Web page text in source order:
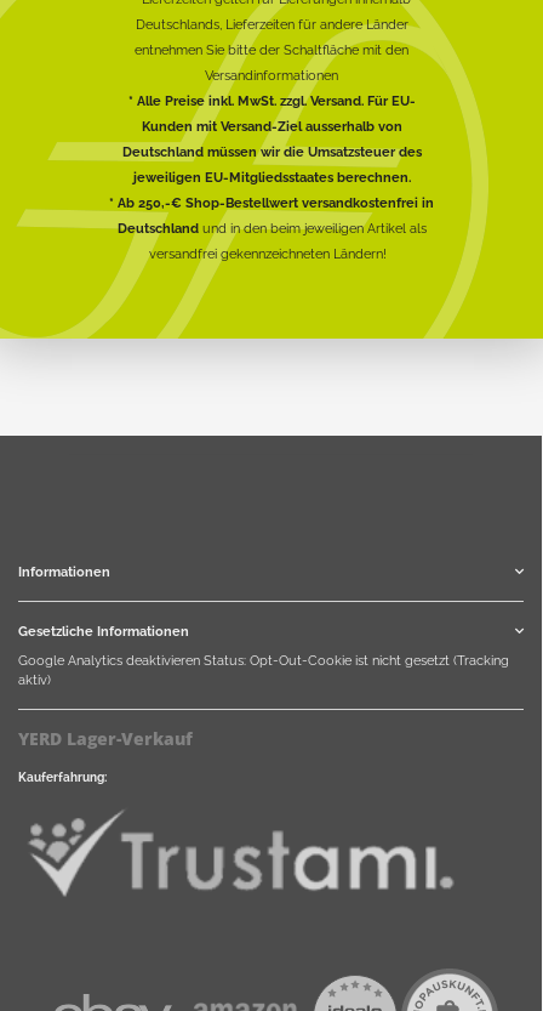
Deutschlands, Lieferzeiten für andere Länder
entnehmen Sie bitte der Schaltfläche mit den
Versandinformationen
* Alle Preise inkl. MwSt. zzgl. Versand. Für EU-
Kunden mit Versand-Ziel ausserhalb von
Deutschland müssen wir die Umsatzsteuer des
jeweiligen EU-Mitgliedsstaates berechnen.
* Ab 250,-€ Shop-Bestellwert versandkostenfrei in
Deutschlandund in den beim jeweiligen Artikel als
versandfrei gekennzeichneten Ländern!
Informationen
Gesetzliche Informationen
Google Analytics deaktivieren Status: Opt-Out-Cookie ist nicht gesetzt (Tracking
aktiv)
YERD Lager-Verkauf
Kauferfahrung: